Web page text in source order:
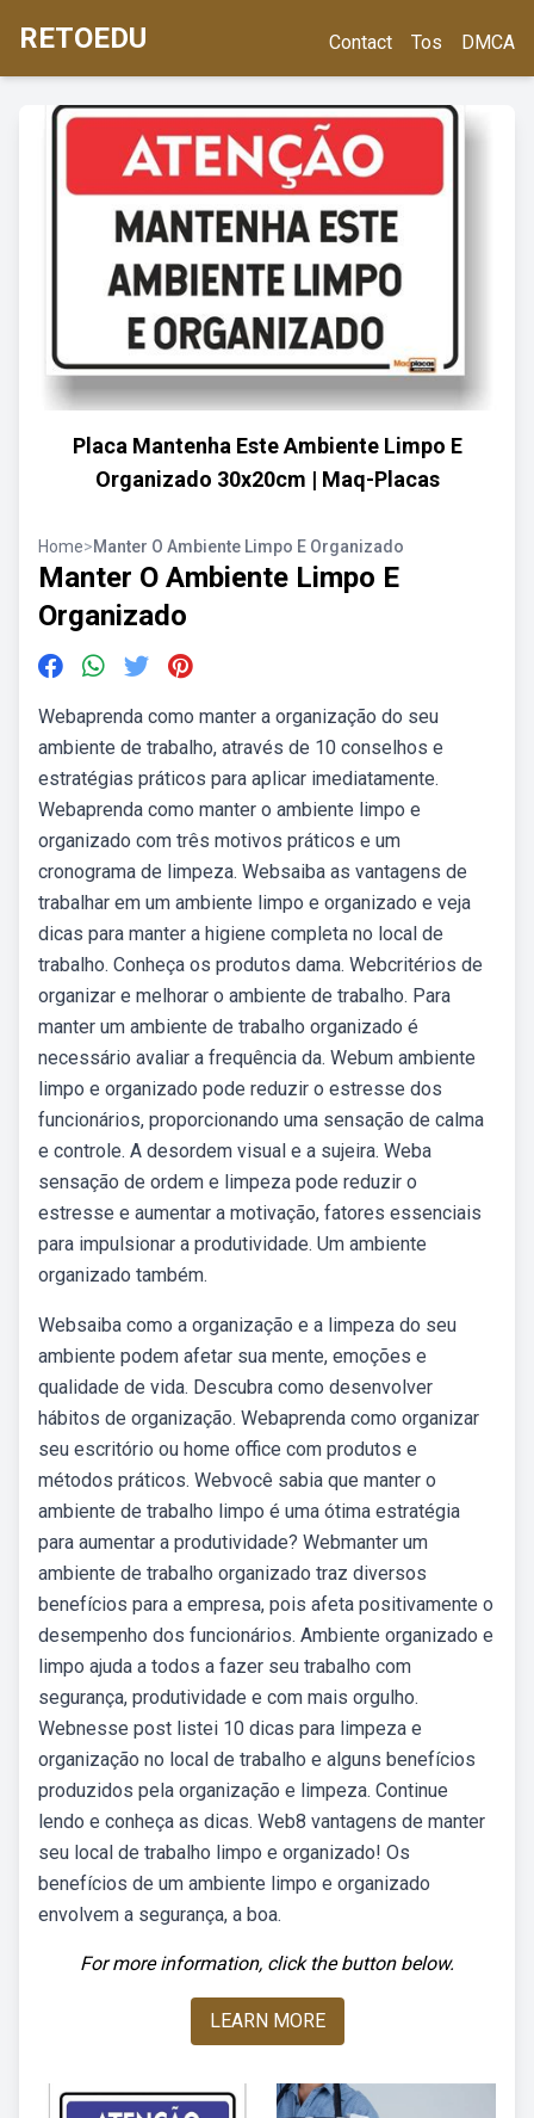
RETOEDU Contact Tos DMCA
Placa Mantenha Este Ambiente Limpo E
Organizado 30x20cm | Maq-Placas
Home>Manter O Ambiente Limpo E Organizado
Manter O Ambiente Limpo E
Organizado
Webaprenda como manter a organização do seu
ambiente de trabalho, através de 10 conselhos e
estratégias práticos para aplicar imediatamente.
Webaprenda como manter o ambiente limpo e
organizado com três motivos práticos e um
cronograma de limpeza. Websaiba as vantagens de
trabalhar em um ambiente limpo e organizado e veja
dicas para manter a higiene completa no local de
trabalho. Conheça os produtos dama. Webcritérios de
organizar e melhorar o ambiente de trabalho. Para
manter um ambiente de trabalho organizado é
necessário avaliar a frequência da. Webum ambiente
limpo e organizado pode reduzir o estresse dos
funcionários, proporcionando uma sensação de calma
e controle. A desordem visual e a sujeira. Weba
sensação de ordem e limpeza pode reduzir o
estresse e aumentar a motivação, fatores essenciais
para impulsionar a produtividade. Um ambiente
organizado também.
Websaiba como a organização e a limpeza do seu
ambiente podem afetar sua mente, emoções e
qualidade de vida. Descubra como desenvolver
hábitos de organização. Webaprenda como organizar
seu escritório ou home office com produtos e
métodos práticos. Webvocê sabia que manter o
ambiente de trabalho limpo é uma ótima estratégia
para aumentar a produtividade? Webmanter um
ambiente de trabalho organizado traz diversos
benefícios para a empresa, pois afeta positivamente o
desempenho dos funcionários. Ambiente organizado e
limpo ajuda a todos a fazer seu trabalho com
segurança, produtividade e com mais orgulho.
Webnesse post listei 10 dicas para limpeza e
organização no local de trabalho e alguns benefícios
produzidos pela organização e limpeza. Continue
lendo e conheça as dicas. Web8 vantagens de manter
seu local de trabalho limpo e organizado! Os
benefícios de um ambiente limpo e organizado
envolvem a segurança, a boa.
For more information, click the button below.
LEARN MORE